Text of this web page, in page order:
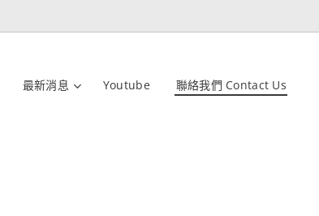
最新消息 Youtube 聯絡我們 Contact Us